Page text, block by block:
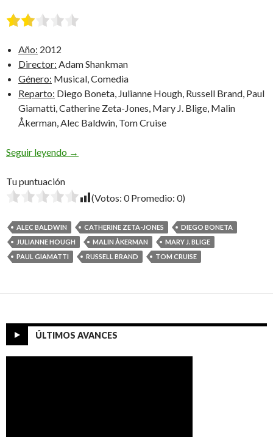
Año: 2012
Director: Adam Shankman
Género: Musical, Comedia
Reparto: Diego Boneta, Julianne Hough, Russell Brand, Paul
Giamatti, Catherine Zeta-Jones, Mary J. Blige, Malin
Åkerman, Alec Baldwin, Tom Cruise
Seguir leyendo Rock of Ages
→
Tu puntuación
(Votos: 0Promedio: 0)
ALEC BALDWIN CATHERINE ZETA-JONES
DIEGO BONETA
JULIANNE HOUGH
MALIN ÅKERMAN
MARY J. BLIGE
PAUL GIAMATTI
RUSSELL BRAND TOM CRUISE
ÚLTIMOS AVANCES